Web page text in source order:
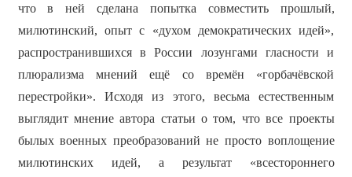
что в ней сделана попытка совместить прошлый,
милютинский, опыт с «духом демократических идей»,
распространившихся в России лозунгами гласности и
плюрализма мнений ещё со времён «горбачёвской
перестройки». Исходя из этого, весьма естественным
выглядит мнение автора статьи о том, что все проекты
былых военных преобразований не просто воплощение
милютинских идей, а результат «всестороннего